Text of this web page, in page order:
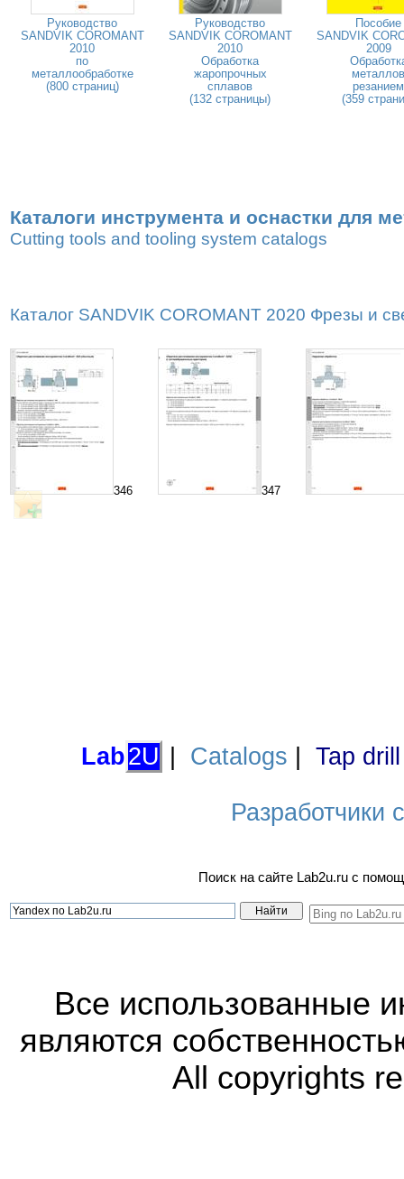
Руководство
SANDVIK COROMANT
2010
по
металлообработке
(800 страниц)
Руководство
SANDVIK COROMANT
2010
Обработка
жаропрочных
сплавов
(132 страницы)
Пособие
SANDVIK
2009
металлов
резанием
(359
Каталоги инструмента и оснастки для
Cutting tools and tooling system catalogs
Каталог SANDVIK COROMANT 2020 Фрезы и
346 347
Lab2U Catalogs Tap
Разработчики
Поиск на сайте Lab2u.ru с
Все использованные
являются
All copyrights